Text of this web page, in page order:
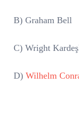
B) Graham Bell
C) Wright
D) Wilhelm